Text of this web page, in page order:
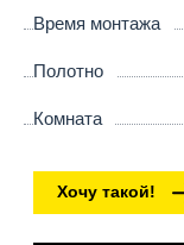
Время монтажа
Полотно
Комната
Хочу такой!